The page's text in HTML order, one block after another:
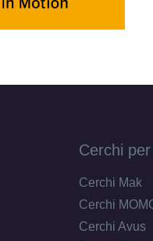
Cerchi
Cerchi Mak
Cerchi
Cerchi Avus